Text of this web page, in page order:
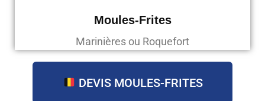
Moules-Frites
Marinières ou Roquefort
DEVIS MOULES-FRITES